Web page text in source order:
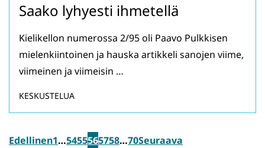
Saako lyhyesti ihmetellä
Kielikellon numerossa 2/95 oli Paavo Pulkkisen
mielenkiintoinen ja hauska artikkeli sanojen viime,
viimeinen ja viimeisin …
KESKUSTELUA
Edellinen1…5455565758…70Seuraava